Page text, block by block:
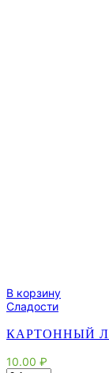
В корзину
Сладости
КАРТОННЫЙ
10.00 ₽